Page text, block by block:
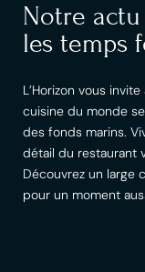
Notre
les temps
L’Horizon vous
cuisine du monde
des fonds marins.
détail du restaurant
Découvrez un large
pour un moment